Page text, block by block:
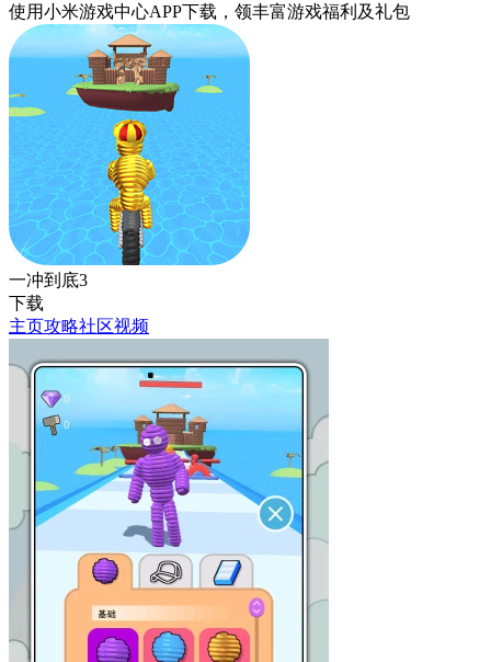
使用小米游戏中心APP下载 ，领丰富游戏福利 及礼包
一冲到底3
下载
主页攻略社区视频